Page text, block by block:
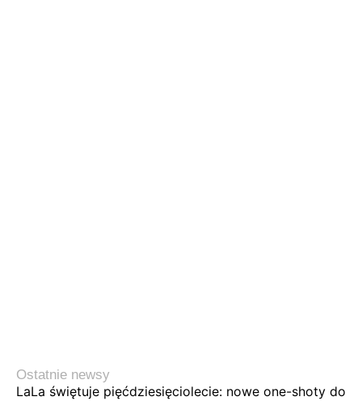
Ostatnie newsy
LaLa świętuje pięćdziesięciolecie: nowe one-shoty do